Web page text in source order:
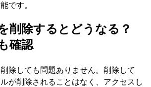
です。
削除するとどうなる？
確認
削除しても問題ありません。削除して
が削除されることはなく、アクセスし